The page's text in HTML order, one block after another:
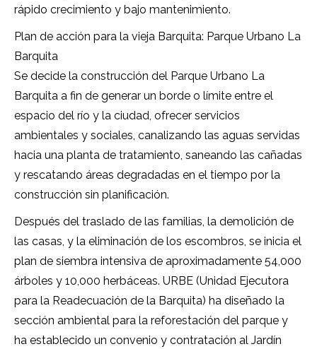
rápido crecimiento y bajo mantenimiento.
Plan de acción para la vieja Barquita: Parque Urbano La
Barquita
Se decide la construcción del Parque Urbano La
Barquita a fin de generar un borde o límite entre el
espacio del río y la ciudad, ofrecer servicios
ambientales y sociales, canalizando las aguas servidas
hacia una planta de tratamiento, saneando las cañadas
y rescatando áreas degradadas en el tiempo por la
construcción sin planificación.
Después del traslado de las familias, la demolición de
las casas, y la eliminación de los escombros, se inicia el
plan de siembra intensiva de aproximadamente 54,000
árboles y 10,000 herbáceas. URBE (Unidad Ejecutora
para la Readecuación de la Barquita) ha diseñado la
sección ambiental para la reforestación del parque y
ha establecido un convenio y contratación al Jardín